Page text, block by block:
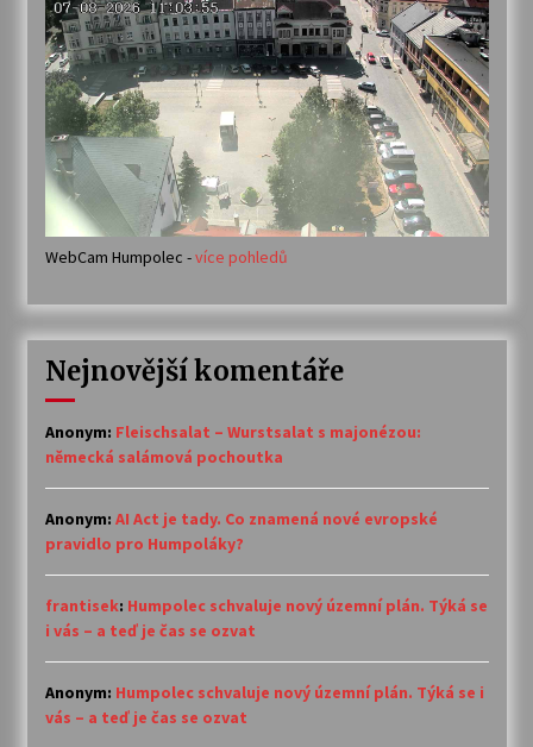
WebCam Humpolec -více pohledů
Nejnovější komentáře
Anonym: Fleischsalat – Wurstsalat s majonézou:
německá salámová pochoutka
Anonym: AI Act je tady. Co znamená nové evropské
pravidlo pro Humpoláky?
frantisek: Humpolec schvaluje nový územní plán. Týká se
i vás – a teď je čas se ozvat
Anonym: Humpolec schvaluje nový územní plán. Týká se i
vás – a teď je čas se ozvat